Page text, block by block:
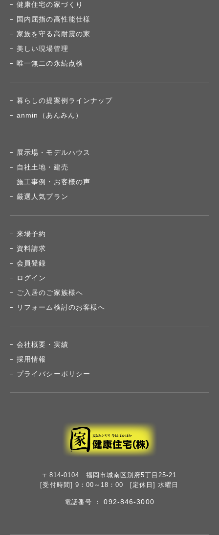
健康住宅の家づくり
国内屈指の高性能仕様
家族を守る高耐震の家
美しい現場管理
唯一無二の永続点検
暮らしの提案例ラインナップ
anmin（あんみん）
展示場・モデルハウス
自社土地・建売
施工事例・お客様の声
厳選人気プラン
来場予約
資料請求
会員登録
ログイン
ご入居のご家族様へ
リフォーム検討のお客様へ
会社概要・実績
採用情報
プライバシーポリシー
〒814-0104 福岡市城南区別府5丁目25-21
[受付時間] 9：00～18：00 [定休日] 水曜日
電話番号 ：092-846-3000